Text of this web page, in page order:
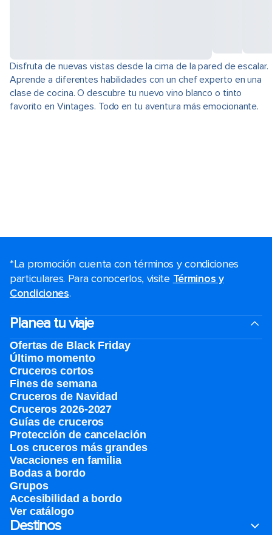
Disfruta de nuevas vistas desde la cima de la pared de escalar.
Aprende a diferentes habilidades con un chef experto en una
clase de cocina. O descubre tu nuevo vino blanco o tinto
favorito en Vintages. Todo en tu aventura más emocionante.
*La promoción cuenta con términos y condiciones
particulares. Para conocerlos, visite Términos y
Condiciones.
Planea tu viaje
Ofertas de Black Friday
Último momento
Cruceros cortos
Fines de semana
Cruceros de Navidad
Cruceros 2026-2027
Guías de cruceros
Protección de cancelación
Los cruceros más grandes
Vacaciones en familia
Bodas a bordo
Grupos
Accesibilidad a bordo
Ver catálogo
Destinos